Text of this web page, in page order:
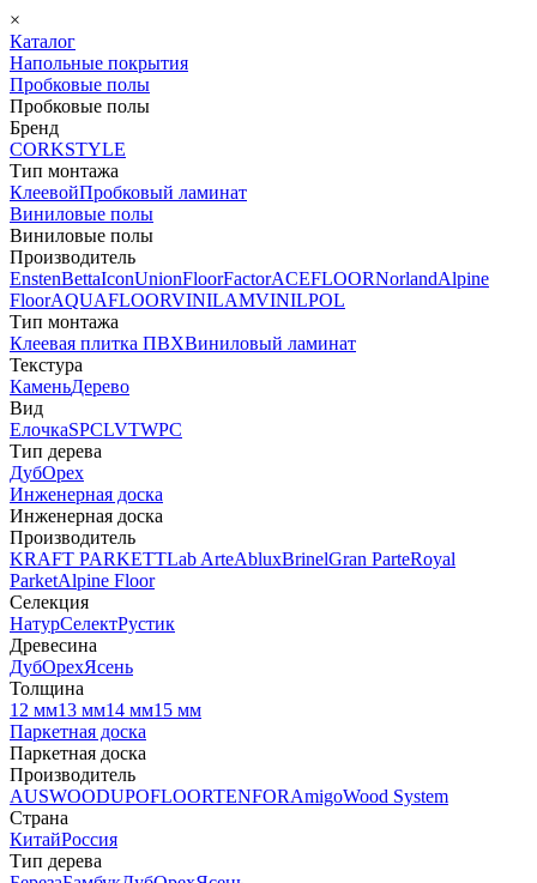
×
Каталог
Напольные покрытия
Пробковые полы
Пробковые полы
Бренд
CORKSTYLE
Тип монтажа
КлеевойПробковый ламинат
Виниловые полы
Виниловые полы
Производитель
EnstenBettaIconUnionFloorFactorACEFLOORNorlandAlpine
FloorAQUAFLOORVINILAMVINILPOL
Тип монтажа
Клеевая плитка ПВХВиниловый ламинат
Текстура
КаменьДерево
Вид
ЕлочкаSPCLVTWPC
Тип дерева
ДубОрех
Инженерная доска
Инженерная доска
Производитель
KRAFT PARKETTLab ArteAbluxBrinelGran ParteRoyal
ParketAlpine Floor
Селекция
НатурСелектРустик
Древесина
ДубОрехЯсень
Толщина
12 мм13 мм14 мм15 мм
Паркетная доска
Паркетная доска
Производитель
AUSWOODUPOFLOORTENFORAmigoWood System
Страна
КитайРоссия
Тип дерева